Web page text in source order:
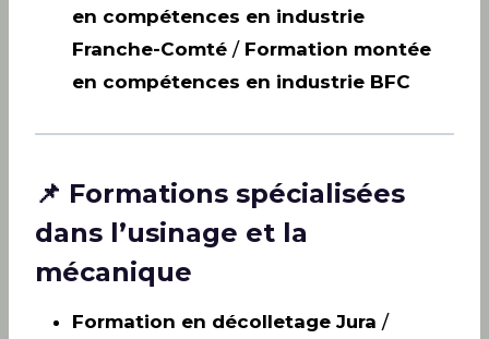
en compétences en industrie
Franche-Comté / Formation montée
en compétences en industrie BFC
📌 Formations spécialisées
dans l’usinage et la
mécanique
Formation en décolletage Jura /